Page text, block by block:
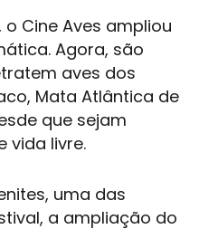
Cine Aves ampliou
Agora, são
aves dos
Mata Atlântica de
que sejam
vida livre.
uma das
a ampliação do